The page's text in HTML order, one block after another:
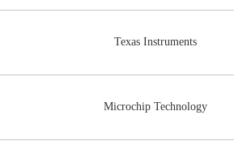
Texas Instruments
Microchip Technology